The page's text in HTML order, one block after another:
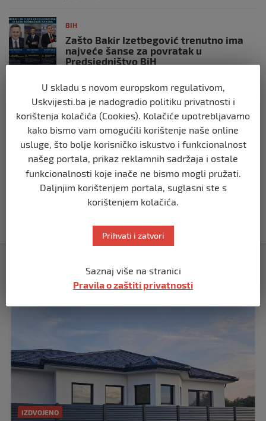
BIH
Zašto Bakir Izetbegović trenutno ima
najveće šanse za povratak u
Predsjedništvo BiH
BIH
Demantij Federalnog ministarstva
unutrašnjih poslova
prije 5 mjeseci
BIH
Akcija SIPA-e: Pretresaju se stambeni i
pomoćni objekti
IZDVOJENO
U skladu s novom europskom regulativom,
Uskvijesti.ba je nadogradio politiku privatnosti i
korištenja kolačića (Cookies). Kolačiće upotrebljavamo
kako bismo vam omogućili korištenje naše online
usluge, što bolje korisničko iskustvo i funkcionalnost
našeg portala, prikaz reklamnih sadržaja i ostale
funkcionalnosti koje inače ne bismo mogli pružati.
Daljnjim korištenjem portala, suglasni ste s
korištenjem kolačića.
Prihvati i zatvori
Saznaj više na stranici
Pravila o zaštiti privatnosti